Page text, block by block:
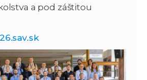
a pod záštitou